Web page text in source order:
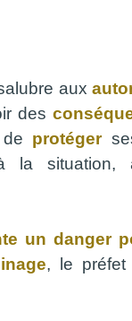
aux
des
protéger
la situation,
un danger
, le préfet